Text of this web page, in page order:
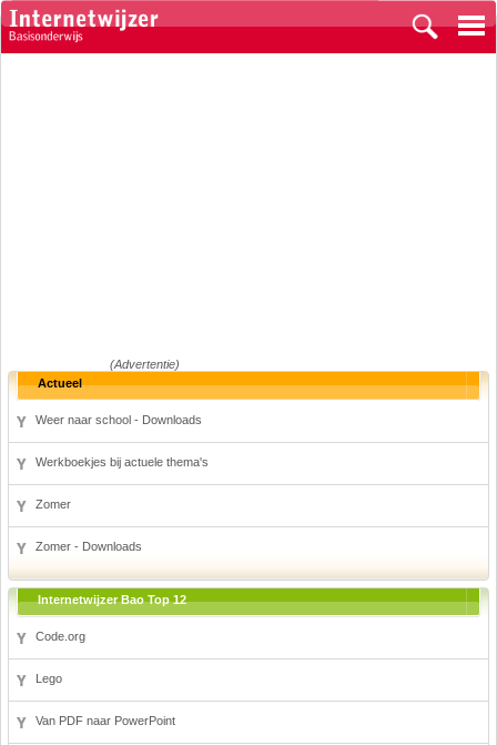
(Advertentie)
Actueel
Weer naar school - Downloads
Werkboekjes bij actuele thema's
Zomer
Zomer - Downloads
Internetwijzer Bao Top 12
Code.org
Lego
Van PDF naar PowerPoint